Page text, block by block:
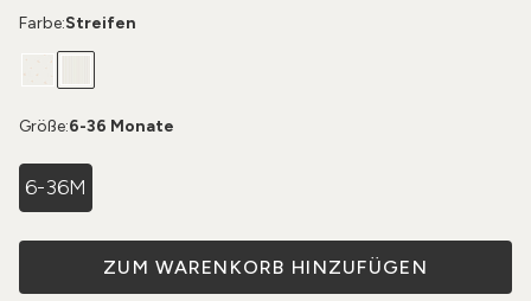
Farbe:Streifen
Größe:6-36 Monate
6-36M
ZUM WARENKORB HINZUFÜGEN